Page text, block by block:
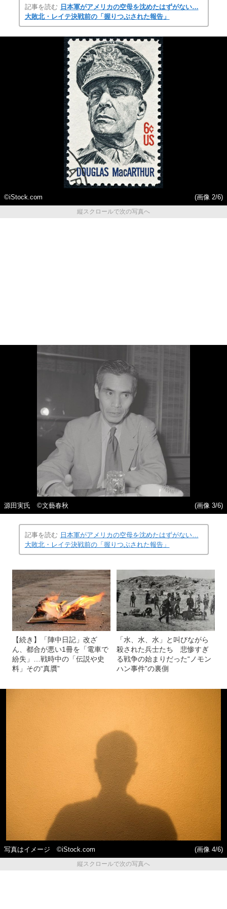
記事を読む 日本軍がアメリカの空母を沈めたはずがない…
大敗北・レイテ決戦前の「握りつぶされた報告」
©iStock.com
(画像 2/6)
縦スクロールで次の写真へ
源田実氏 ©文藝春秋 (画像 3/6)
記事を読む 日本軍がアメリカの空母を沈めたはずがない…
大敗北・レイテ決戦前の「握りつぶされた報告」
【続き】「陣中日記」改ざ
ん、都合が悪い1冊を「電車で
紛失」…戦時中の「伝説や史
料」その“真贋”
「水、水、水」と叫びながら
殺された兵士たち 悲惨すぎ
る戦争の始まりだった“ノモン
ハン事件”の裏側
写真はイメージ ©iStock.com
(画像 4/6)
縦スクロールで次の写真へ